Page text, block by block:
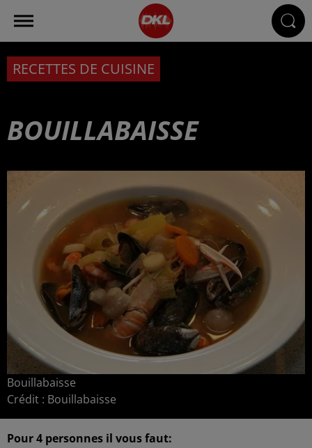
RECETTES DE CUISINE
BOUILLABAISSE
Bouillabaisse
Crédit : Bouillabaisse
Pour 4 personnes il vous faut: